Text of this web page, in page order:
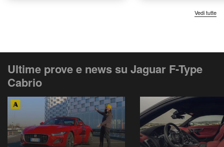
Vedi tutte
Ultime prove e news su Jaguar F-Type
Cabrio